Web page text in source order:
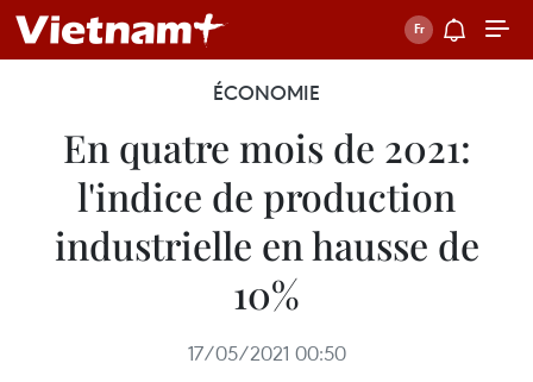
ÉCONOMIE
En quatre mois de 2021:
l'indice de production
industrielle en hausse de
10%
17/05/2021 00:50